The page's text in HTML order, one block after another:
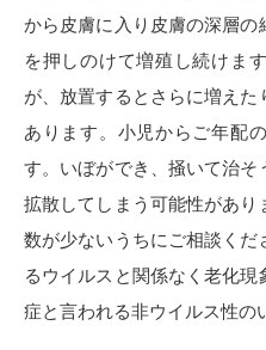
から皮膚に入り皮膚の深層
を押しのけて増殖し続けま
が、放置するとさらに増え
あります。小児からご年配
す。いぼができ、掻いて治
拡散してしまう可能性があり
数が少ないうちにご相談くだ
るウイルスと関係なく老化
症と言われる非ウイルス性の